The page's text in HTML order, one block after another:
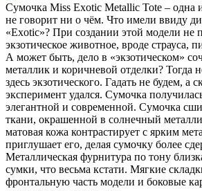
Сумочка Miss Exotic Metallic Tote – одна
не говорит ни о чём. Что имели ввиду
«Exotic»? При создании этой модели не
экзотическое животное, вроде страуса,
А может быть, дело в «экзотическом»
металлик и коричневой отделки? Тогда
здесь экзотического. Гадать не будем, а
эксперимент удался. Сумочка
элегантной и современной. Сумочка
ткани, окрашенной в солнечный
матовая кожа контрастирует с ярким
приглушает его, делая сумочку более
Металлическая фурнитура по тону
сумки, что весьма кстати. Мягкие
фронтальную часть модели и боковые